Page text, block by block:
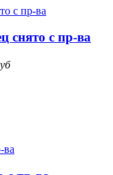
снято с пр-ва